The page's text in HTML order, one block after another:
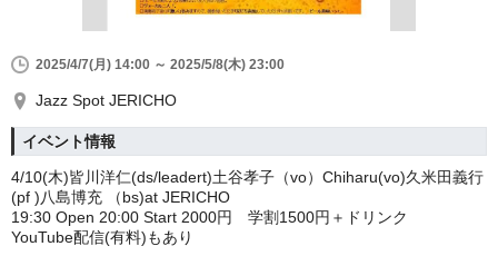
2025/4/7(月) 14:00 ～ 2025/5/8(木) 23:00
Jazz Spot JERICHO
イベント情報
4/10(木)皆川洋仁(ds/leadert)土谷孝子（vo）Chiharu(vo)久米田義行
(pf )八島博充 （bs)at JERICHO
19:30 Open 20:00 Start 2000円 学割1500円＋ドリンク
YouTube配信(有料)もあり